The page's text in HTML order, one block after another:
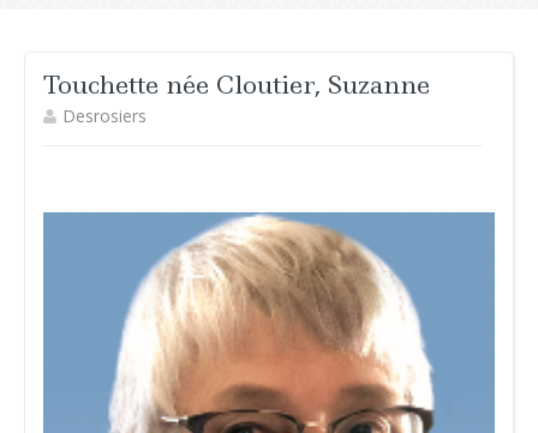
Touchette née Cloutier, Suzanne
Desrosiers